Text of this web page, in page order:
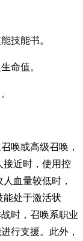
技能书。
命值。
唤或高级召唤，
接近时，使用控
血量较低时，
能处于激活状
时，召唤系职业
行支援。此外，